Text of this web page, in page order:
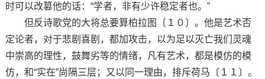
时可以改篡他的话：“学者，非有少许稳定者也。”
但反诗歌党的大将总要算柏拉图〔１０〕。他是艺术否
定论者，对于悲剧喜剧，都加攻击，以为足以灭亡我们灵魂
中崇高的理性，鼓舞劣等的情绪，凡有艺术，都是模仿的模
仿，和“实在”尚隔三层；又以同一理由，排斥荷马〔１１〕。